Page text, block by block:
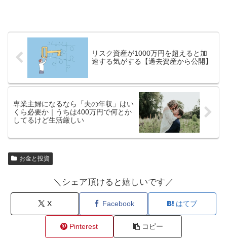
リスク資産が1000万円を超えると加
速する気がする【過去資産から公開】
専業主婦になるなら「夫の年収」はい
くら必要か｜うちは400万円で何とか
してるけど生活厳しい
お金と投資
＼シェア頂けると嬉しいです／
X Facebook はてブ
Pinterest コピー